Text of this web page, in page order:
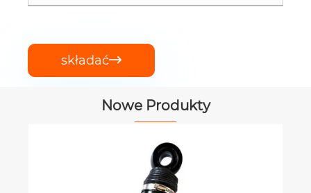
składać
Nowe Produkty